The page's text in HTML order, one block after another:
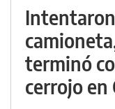
terminó
cerrojo